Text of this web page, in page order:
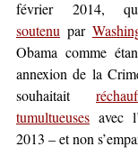
soutenu par
Obama comme
annexion de la
souhaitait
tumultueuses
2013 – et non